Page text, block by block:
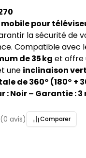
pour
la sécurité de
Compatible avec
de 35 kg et offre
une inclinaison
de 360° (180° +
: Noir – Garantie : 3
avis) Comparer